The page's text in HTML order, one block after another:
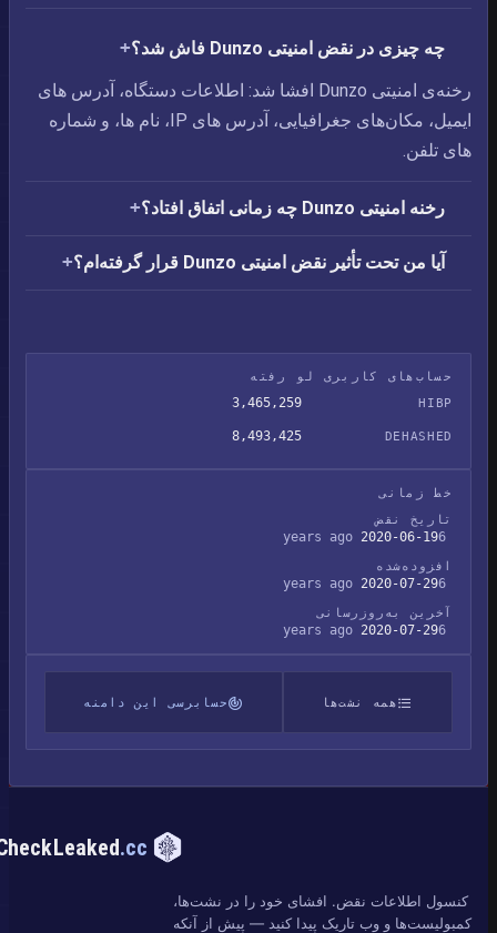
چه چیزی در نقض امنیتی Dunzo فاش شد؟
رخنه‌ی امنیتی Dunzo افشا شد: اطلاعات دستگاه،‏ آدرس های
ایمیل،‏ مکان‌های جغرافیایی،‏ آدرس های IP،‏ نام ها، و شماره
های تلفن.
رخنه امنیتی Dunzo چه زمانی اتفاق افتاد؟
آیا من تحت تأثیر نقض امنیتی Dunzo قرار گرفته‌ام؟
حساب‌های کاربری لو رفته
HIBP
3,465,259
DEHASHED
8,493,425
خط زمانی
تاریخ نقض
2020-06-19
افزوده‌شده
2020-07-29
آخرین به‌روزرسانی
2020-07-29
همه نشت‌ها حسابرسی این دامنه
CheckLeaked.cc
کنسول اطلاعات نقض. افشای خود را در نشت‌ها،
کمبولیست‌ها و وب تاریک پیدا کنید — پیش از آنکه